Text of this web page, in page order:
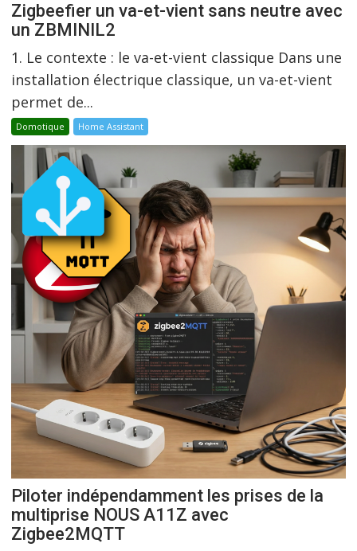
Zigbeefier un va-et-vient sans neutre avec
un ZBMINIL2
1. Le contexte : le va-et-vient classique Dans une
installation électrique classique, un va-et-vient
permet de...
Domotique Home Assistant
Piloter indépendamment les prises de la
multiprise NOUS A11Z avec
Zigbee2MQTT